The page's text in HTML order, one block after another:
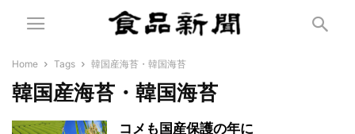
Home Tags 韓国産海苔・韓国海苔
韓国産海苔・韓国海苔
コメも国産保護の年に